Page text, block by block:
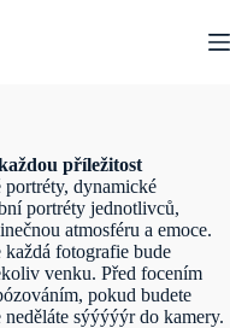
příležitost
dynamické
portréty jednotlivců,
atmosféru a emoce.
fotografie bude
venku. Před focením
pokud budete
sýýýýýr do kamery.